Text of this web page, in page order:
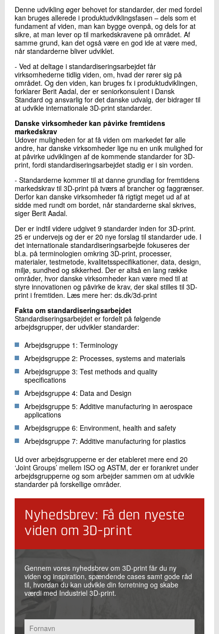
Denne udvikling øger behovet for standarder, der med fordel
kan bruges allerede i produktudviklingsfasen – dels som et
fundament af viden, man kan bygge ovenpå, og dels for at
sikre, at man lever op til markedskravene på området. Af
samme grund, kan det også være en god ide at være med,
når standarderne bliver udviklet.
- Ved at deltage i standardiseringsarbejdet får
virksomhederne tidlig viden, om, hvad der rører sig på
området. Og den viden, kan bruges fx i produktudviklingen,
forklarer Berit Aadal, der er seniorkonsulent i Dansk
Standard og ansvarlig for det danske udvalg, der bidrager til
at udvikle internationale 3D-print standarder.
Danske virksomheder kan påvirke fremtidens
markedskrav
Udover muligheden for at få viden om markedet før alle
andre, har danske virksomheder lige nu en unik mulighed for
at påvirke udviklingen af de kommende standarder for 3D-
print, fordi standardiseringsarbejdet stadig er i sin vorden.
- Standarderne kommer til at danne grundlag for fremtidens
markedskrav til 3D-print på tværs af brancher og faggrænser.
Derfor kan danske virksomheder få rigtigt meget ud af at
sidde med rundt om bordet, når standarderne skal skrives,
siger Berit Aadal.
Der er indtil videre udgivet 9 standarder inden for 3D-print.
25 er undervejs og der er 20 nye forslag til standarder ude. I
det internationale standardiseringsarbejde fokuseres der
bl.a. på terminologien omkring 3D-print, processer,
materialer, testmetode, kvalitetsspecifikationer, data, design,
miljø, sundhed og sikkerhed. Der er altså en lang række
områder, hvor danske virksomheder kan være med til at
styre innovationen og påvirke de krav, der skal stilles til 3D-
print i fremtiden. Læs mere her: ds.dk/3d-print
Fakta om standardiseringsarbejdet
Standardiseringsarbejdet er fordelt på følgende
arbejdsgrupper, der udvikler standarder:
Arbejdsgruppe 1: Terminology
Arbejdsgruppe 2: Processes, systems and materials
Arbejdsgruppe 3: Test methods and quality
specifications
Arbejdsgruppe 4: Data and Design
Arbejdsgruppe 5: Additive manufacturing in aerospace
applications
Arbejdsgruppe 6: Environment, health and safety
Arbejdsgruppe 7: Additive manufacturing for plastics
Ud over arbejdsgrupperne er der etableret mere end 20
‘Joint Groups’ mellem ISO og ASTM, der er forankret under
arbejdsgrupperne og som arbejder sammen om at udvikle
standarder på forskellige områder.
Nyhedsbrev: Få den nyeste
viden om 3D-print
Gennem vores nyhedsbrev om 3D-print får du ny
viden og inspiration, spændende cases samt gode råd
til, hvordan du kan udvikle din forretning og skabe
værdi med Industriel 3D-print.